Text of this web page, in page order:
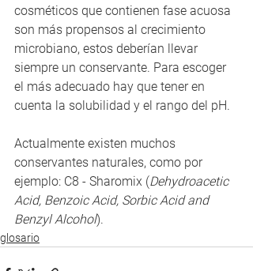
cosméticos que contienen fase acuosa
son más propensos al crecimiento
microbiano, estos deberían llevar
siempre un conservante. Para escoger
el más adecuado hay que tener en
cuenta la solubilidad y el rango del pH.
Actualmente existen muchos
conservantes naturales, como por
ejemplo: C8 - Sharomix (Dehydroacetic
Acid, Benzoic Acid, Sorbic Acid and
Benzyl Alcohol).
glosario